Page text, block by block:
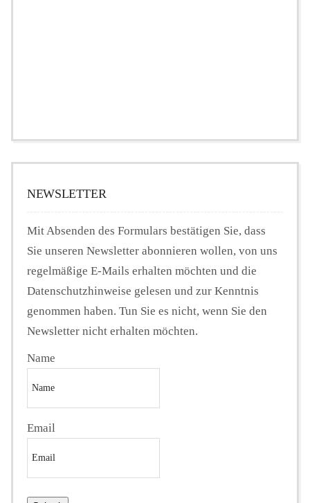
NEWSLETTER
Mit Absenden des Formulars bestätigen Sie, dass
Sie unseren Newsletter abonnieren wollen, von uns
regelmäßige E-Mails erhalten möchten und die
Datenschutzhinweise gelesen und zur Kenntnis
genommen haben. Tun Sie es nicht, wenn Sie den
Newsletter nicht erhalten möchten.
Name
Email